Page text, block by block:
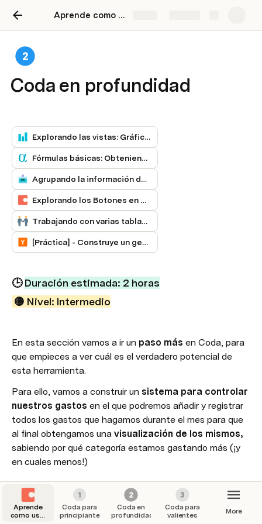
Aprende como usar Coda
Coda en profundidad
Explorando las vistas: Gráficas
Fórmulas básicas: Obteniendo el mes
Agrupando la información de una tabla
Explorando los Botones en Coda
Trabajando con varias tablas conectadas
[Práctica] - Construye un gestor de Proyectos y tareas básico
🕒 Duración estimada: 2 horas
🟡 Nivel: Intermedio
En esta sección vamos a ir un paso más en Coda, para
que empieces a ver cuál es el verdadero potencial de
esta herramienta.
Para ello, vamos a construir un sistema para controlar
nuestros gastos en el que podremos añadir y registrar
todos los gastos que hagamos durante el mes para que
al final obtengamos una
sabiendo por qué categoría estamos gastando más (¡y
en cuales menos!)
¿Qué vamos a ver en este capítulo?
En este capítulo vamos a ver las siguientes
Aprende
como usar
Coda para
principiantes
Coda en
profundidad
Coda para
valientes
More